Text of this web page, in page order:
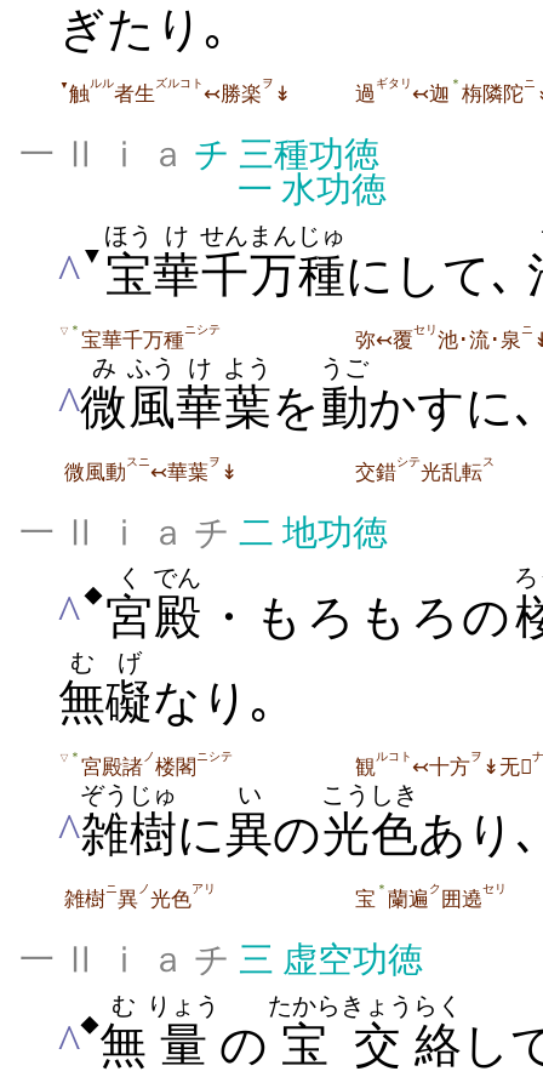
ぎたり｡
▼触ルル者生 ズルコト↢勝楽ヲ ↡ 過 ギタリ↢迦 ＊ 栴隣陀ニ
一 Ⅱ ⅰ ａ チ 三種功徳
一 水功徳
^▼ 宝
ほう
華
け
千万
せんまん
種
じゅ
にして､
▽ ＊ 宝華千万種ニシテ 弥↢覆セリ池･流･泉 ニ
^微
み
風
ふう
華
け
葉
よう
を動
うご
かすに
微風動スニ↢華葉ヲ ↡ 交錯シテ光乱転ス
一 Ⅱ ⅰ ａ チ 二 地功徳
^◆宮
く
殿
でん
・もろもろの
無礙
むげ
なり｡
▽ ＊ 宮殿諸 ノ楼閣 ニシテ 観ルコト↢十方ヲ ↡无
^雑樹
ぞうじゅ
に異
い
の光色
こうしき
あり
雑樹ニ異 ノ光色アリ 宝 ＊ 蘭遍 ク 囲遶セリ
一 Ⅱ ⅰ ａ チ 三 虚空功徳
^◆無
む
量
りょう
の 宝
たから
交
きょう
絡
らく
し